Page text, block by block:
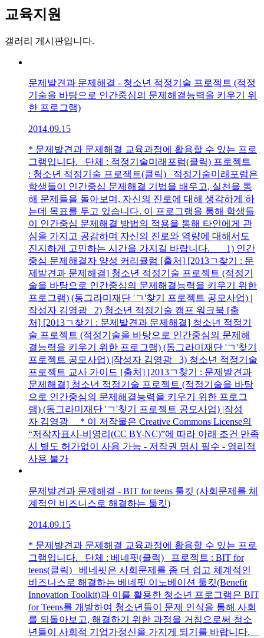
교육지원
갤러리 게시판입니다.
문제발견과 문제해결 - 청소년 적정기술 프로젝트 (적정
기술을 바탕으로 인간중심의 문제해결능력을 키우기 위
한 프로그램)
2014.09.15
* 문제발견과 문제해결 교육과정에 활용할 수 있는 프로
그램입니다. 단체 : 적정기술미래포럼(클릭) 프로젝트
: 청소년 적정기술 프로잭트(클릭) 적정기술미래포럼은
학생들이 인간중심 문제해결 기법을 배우고, 실천을 통
해 문제들을 돌아보며, 자신의 진로에 대해 생각하게 하
는데 목표를 두고 있습니다. 이 프로그램을 통해 학생들
이 인간중심 문제해결 방법의 적용을 통해 타인에게 관
심을 가지고 공감하며 자신의 진로와 역량에 대해서도
진지하게 고민하는 시간을 가지길 바랍니다. 1) 인간
중심 문제해결자 양성 커리큘럼 [출처] [2013ㄱ찾기 : 문
제발견과 문제해결] 청소년 적정기술 프로젝트 (적정기
술을 바탕으로 인간중심의 문제해결능력을 키우기 위한
프로그램) (동그라미재단 'ㄱ'찾기 프로젝트 공모사업) |
작성자 김영광 2) 청소년 적정기술 캠프 워크북 [출
처] [2013ㄱ찾기 : 문제발견과 문제해결] 청소년 적정기
술 프로젝트 (적정기술을 바탕으로 인간중심의 문제해
결능력을 키우기 위한 프로그램) (동그라미재단 'ㄱ'찾기
프로젝트 공모사업) |작성자 김영광 3) 청소년 적정기술
프로젝트 교사 가이드 [출처] [2013ㄱ찾기 : 문제발견과
문제해결] 청소년 적정기술 프로젝트 (적정기술을 바탕
으로 인간중심의 문제해결능력을 키우기 위한 프로그
램) (동그라미재단 'ㄱ'찾기 프로젝트 공모사업) |작성
자 김영광 * 이 저작물은 Creative Commons License의
“저작자표시-비영리(CC BY-NC)”에 따라 아래 조건 만족
시 별도 허가없이 사용 가능 - 저작권 명시 필수 - 영리적
사용 불가
문제발견과 문제해결 - BIT for teens 툴킷 (사회문제를 체
계적인 비즈니스로 해결하는 툴킷)
2014.09.15
* 문제발견과 문제해결 교육과정에 활용할 수 있는 프로
그램입니다. 단체 : 베네핏(클릭) 프로젝트 : BIT for
teens(클릭) 베네핏은 사회문제를 좀 더 쉽고 체계적인
비즈니스로 해결하는 베네핏 이노베이션 툴킷(Benefit
Innovation Toolkit)과 이를 활용한 청소년 프로그램은 BIT
for Teens를 개발하여 청소년들이 문제 인식을 통해 사회
를 되돌아보고, 해결하기 위한 과정을 거침으로써 청소
년들이 사회적 기업가정신을 가지게 되기를 바랍니다.